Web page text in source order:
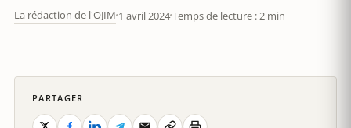
La rédaction de l'OJIM 1 avril 2024Temps de lecture : 2 min
PARTAGER